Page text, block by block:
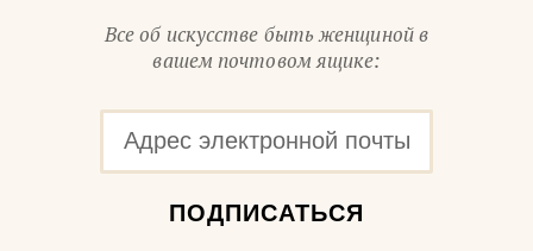
Все об искусстве быть женщиной в
вашем почтовом ящике:
ПОДПИСАТЬСЯ